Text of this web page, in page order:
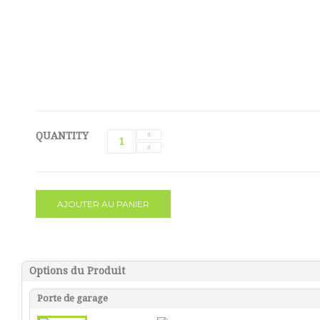
QUANTITY
AJOUTER AU PANIER
Options du Produit
Porte de garage